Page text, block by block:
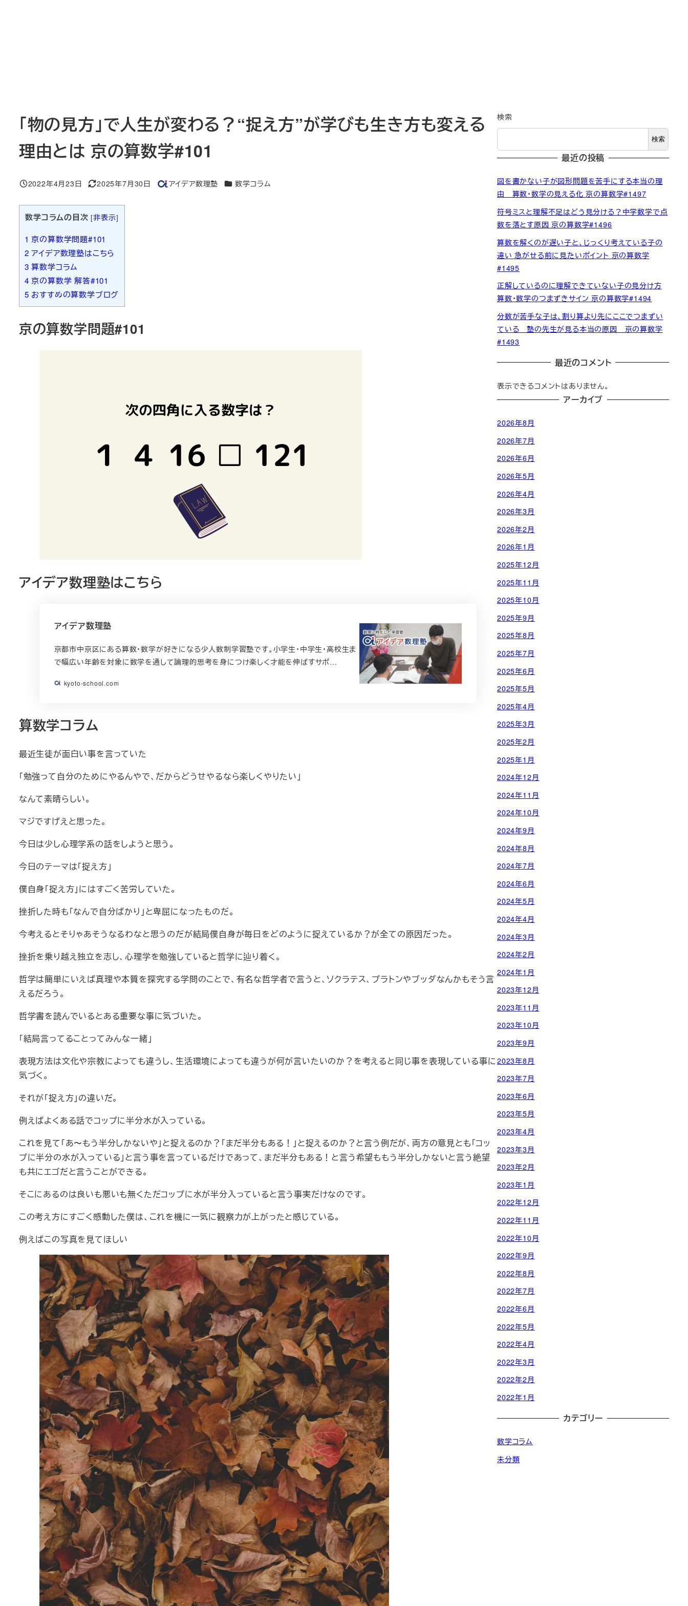
「物の見方」で人生が変わる？“捉え方”が学びも生き方も変える
理由とは 京の算数学#101
投稿日
2022年4月23日
更新日
2025年7月30日
著
アイデア数理塾 カテゴリー
数学コラム
数学コラムの目次 [非表示]
1 京の算数学問題#101
2 アイデア数理塾はこちら
3 算数学コラム
4 京の算数学 解答#101
5 おすすめの算数学ブログ
京の算数学問題#101
アイデア数理塾はこちら
アイデア数理塾
京都市中京区にある算数・数学が好きになる少人数制学習塾です。小学生・中学生・高校生ま
で幅広い年齢を対象に数学を通して論理的思考を身につけ楽しく才能を伸ばすサポ…
kyoto-school.com
算数学コラム
最近生徒が面白い事を言っていた
「勉強って自分のためにやるんやで、だからどうせやるなら楽しくやりたい」
なんて素晴らしい。
マジですげえと思った。
今日は少し心理学系の話をしようと思う。
今日のテーマは「捉え方」
僕自身「捉え方」にはすごく苦労していた。
挫折した時も「なんで自分ばかり」と卑屈になったものだ。
今考えるとそりゃあそうなるわなと思うのだが結局僕自身が毎日をどのように捉えているか？が全ての原因だった。
挫折を乗り越え独立を志し、心理学を勉強していると哲学に辿り着く。
哲学は簡単にいえば真理や本質を探究する学問のことで、有名な哲学者で言うと、ソクラテス、プラトンやブッダなんかもそう言
えるだろう。
哲学書を読んでいるとある重要な事に気づいた。
「結局言ってることってみんな一緒」
表現方法は文化や宗教によっても違うし、生活環境によっても違うが何が言いたいのか？を考えると同じ事を表現している事に
気づく。
それが「捉え方」の違いだ。
例えばよくある話でコップに半分水が入っている。
これを見て「あ〜もう半分しかないや」と捉えるのか？「まだ半分もある！」と捉えるのか？と言う例だが、両方の意見とも「コッ
プに半分の水が入っている」と言う事を言っているだけであって、まだ半分もある！と言う希望ももう半分しかないと言う絶望
も共にエゴだと言うことができる。
そこにあるのは良いも悪いも無くただコップに水が半分入っていると言う事実だけなのです。
この考え方にすごく感動した僕は、これを機に一気に観察力が上がったと感じている。
例えばこの写真を見てほしい
検索
検索
最近の投稿
図を書かない子が図形問題を苦手にする本当の理
由 算数・数学の見える化 京の算数学#1497
符号ミスと理解不足はどう見分ける？中学数学で点
数を落とす原因 京の算数学#1496
算数を解くのが遅い子と、じっくり考えている子の
違い 急がせる前に見たいポイント 京の算数学
#1495
正解しているのに理解できていない子の見分け方
算数・数学のつまずきサイン 京の算数学#1494
分数が苦手な子は、割り算より先にここでつまずい
ている 塾の先生が見る本当の原因 京の算数学
#1493
最近のコメント
表示できるコメントはありません。
アーカイブ
2026年8月
2026年7月
2026年6月
2026年5月
2026年4月
2026年3月
2026年2月
2026年1月
2025年12月
2025年11月
2025年10月
2025年9月
2025年8月
2025年7月
2025年6月
2025年5月
2025年4月
2025年3月
2025年2月
2025年1月
2024年12月
2024年11月
2024年10月
2024年9月
2024年8月
2024年7月
2024年6月
2024年5月
2024年4月
2024年3月
2024年2月
2024年1月
2023年12月
2023年11月
2023年10月
2023年9月
2023年8月
2023年7月
2023年6月
2023年5月
2023年4月
2023年3月
2023年2月
2023年1月
2022年12月
2022年11月
2022年10月
2022年9月
2022年8月
2022年7月
2022年6月
2022年5月
2022年4月
2022年3月
2022年2月
2022年1月
カテゴリー
数学コラム
未分類